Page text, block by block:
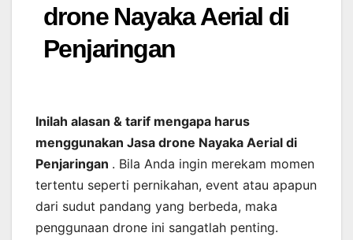
drone Nayaka Aerial di
Penjaringan
Inilah alasan & tarif mengapa harus
menggunakan Jasa drone Nayaka Aerial di
Penjaringan . Bila Anda ingin merekam momen
tertentu seperti pernikahan, event atau apapun
dari sudut pandang yang berbeda, maka
penggunaan drone ini sangatlah penting.